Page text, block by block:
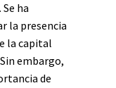
. Se ha
la presencia
la capital
embargo,
de